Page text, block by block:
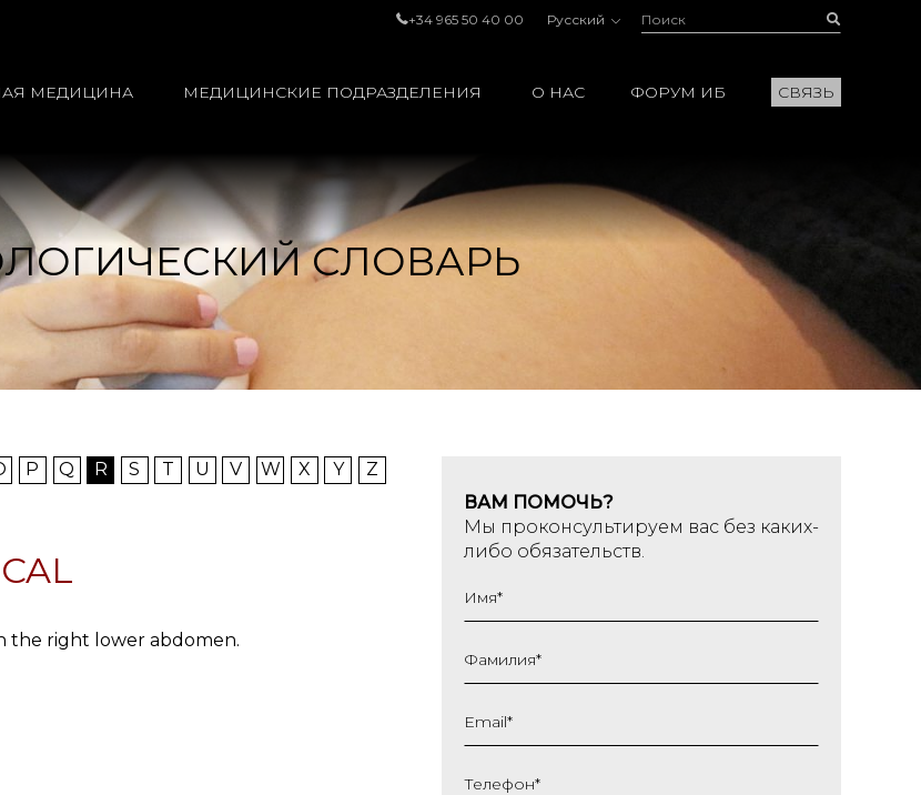
+34 965 50 40 00 Русский Поиск:
МЕДИЦИНА МЕДИЦИНСКИЕ ПОДРАЗДЕЛЕНИЯ О НАС ФОРУМ ИБ СВЯЗЬ
СЛОВАРЬ
P Q R S T U V W X Y Z
the right lower abdomen.
ВАМ ПОМОЧЬ?
Мы проконсультируем вас без каких-
либо обязательств.
Имя*
Фамилия*
Email*
Телефон*